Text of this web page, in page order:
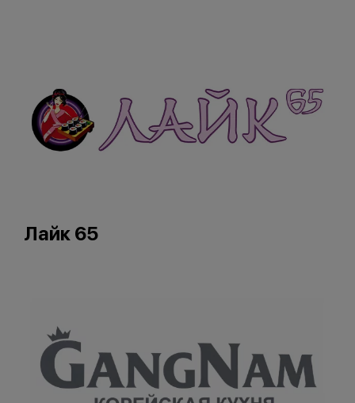
Лайк 65